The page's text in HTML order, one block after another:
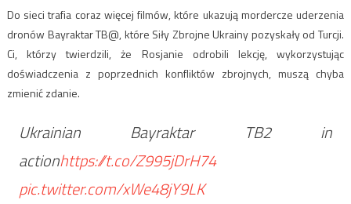
Do sieci trafia coraz więcej filmów, które ukazują mordercze uderzenia
dronów Bayraktar TB@, które Siły Zbrojne Ukrainy pozyskały od Turcji.
Ci, którzy twierdzili, że Rosjanie odrobili lekcję, wykorzystując
doświadczenia z poprzednich konfliktów zbrojnych, muszą chyba
zmienić zdanie.
Ukrainian Bayraktar TB2 in
actionhttps://t.co/Z995jDrH74
pic.twitter.com/xWe48jY9LK